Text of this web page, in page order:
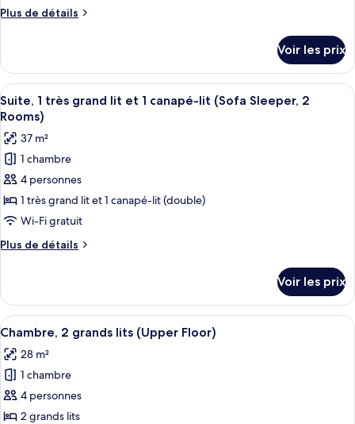
chambre :
grands
lits
(Sofa
Sleeper,
2
Rooms)
Plus de détails
Plus
le
type
de
chambre
2
grands
lits
(Sofa
Sleeper,
Rooms)
Voir les prix
Afficher
toutes
les
photos
pour
ce
type
de
chambre :
Suite,
très
grand
lit
et
1
canapé-
lit
Une chambre d’hôtel avec un mur
7
Suite, 1 très grand lit et 1 canapé-lit (Sofa Sleeper, 2
Rooms)
37 m²
1 chambre
4 personnes
1 très grand lit et 1 canapé-lit (double)
Wi-Fi gratuit
Plus de détails
Plus
le
type
de
Suite,
très
grand
lit
Voir les prix
Afficher
toutes
les
photos
pour
ce
Une chambre d’hôtel avec deux lits,
5
Chambre, 2 grands lits (Upper Floor)
28 m²
1 chambre
4 personnes
2 grands lits